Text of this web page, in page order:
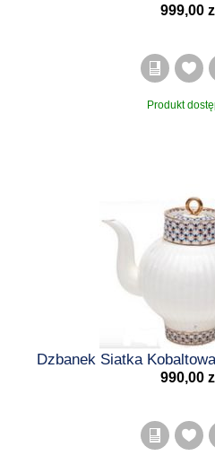
999,00
Produkt
Dzbanek Siatka
990,00